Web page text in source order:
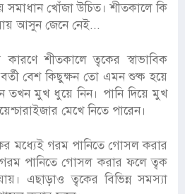
সমাধান খোঁজা উচিত। শীতকালে কি
আসুন জেনে নেই...
শীতকালে ত্বকের স্বাভাবিক
বেশ কিছুক্ষন তো এমন শুষ্ক হয়ে
তখন মুখ ধুয়ে নিন। পানি দিয়ে মুখ
মেখে নিতে পারেন।
মধ্যেই গরম পানিতে গোসল করার
গরম পানিতে গোসল করার ফলে ত্বক
এছাড়াও ত্বকের বিভিন্ন সমস্যা